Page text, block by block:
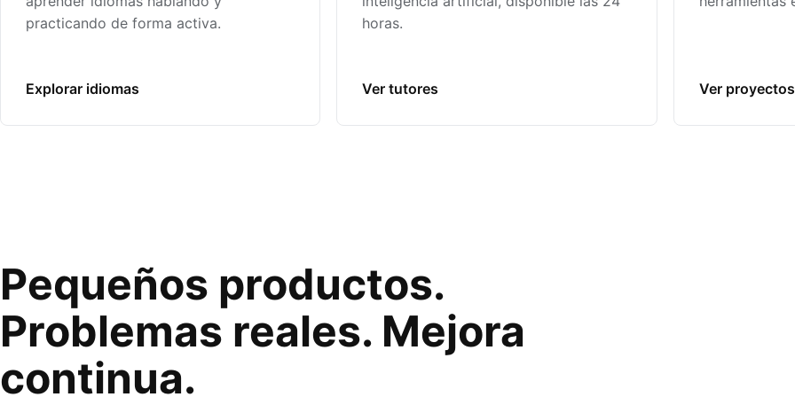
practicando de forma activa.
Explorar idiomas
horas.
Ver tutores Ver proyectos
Pequeños productos.
Problemas reales. Mejora
continua.